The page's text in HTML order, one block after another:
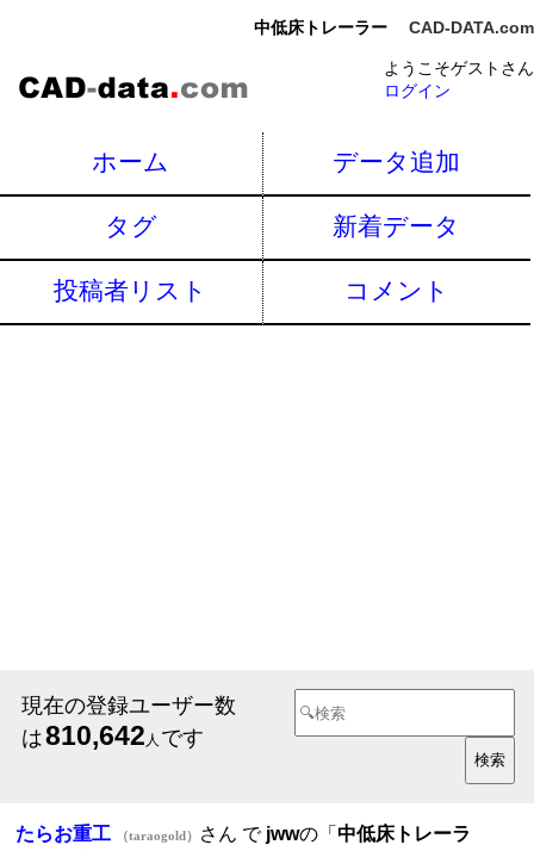
中低床トレーラー CAD-DATA.com
ようこそゲストさん
ログイン
ホーム データ追加
タグ 新着データ
投稿者リスト コメント
現在の登録ユーザー数
は810,642 人 です
たらお重工 （taraogold） さん で jwwの「中低床トレーラ